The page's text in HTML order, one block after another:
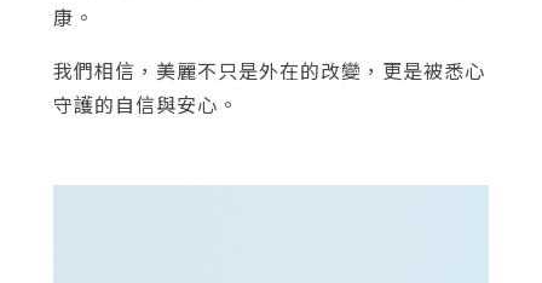
康。
我們相信，美麗不只是外在的改變，更是被悉心
守護的自信與安心。